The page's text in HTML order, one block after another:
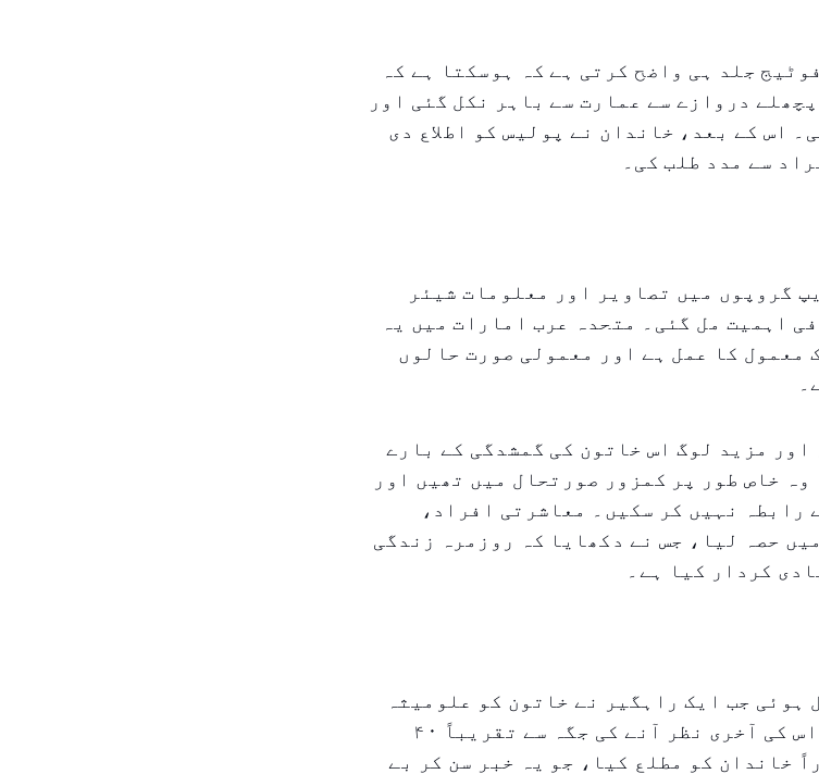
جلد ہی واضح کرتی ہے کہ ہوسکتا ہے کہ
دروازے سے عمارت سے باہر نکل گئی اور
اس کے بعد، خاندان نے پولیس کو اطلاع دی
سے مدد طلب کی۔
گروپوں میں تصاویر اور معلومات شیئر
اہمیت مل گئی۔ متحدہ عرب امارات میں یہ
معمول کا عمل ہے اور معمولی صورت حالوں
مزید لوگ اس خاتون کی گمشدگی کے بارے
خاص طور پر کمزور صورتحال میں تھیں اور
رابطہ نہیں کر سکیں۔ معاشرتی افراد،
حصہ لیا، جس نے دکھایا کہ روزمرہ زندگی
کردار کیا ہے۔
ہوئی جب ایک راہگیر نے خاتون کو علومیثہ
کے علاقے میں پہچان لیا، جو اس کی آخری نظر آنے کی جگہ سے تقریباً ۴۰
خاندان کو مطلع کیا، جو یہ خبر سن کر بے